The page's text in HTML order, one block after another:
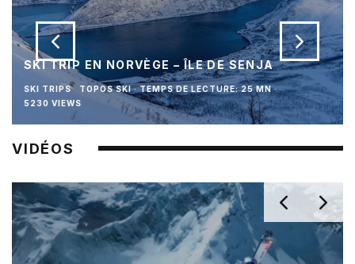
SKI TRIP EN NORVÈGE – ÎLE DE SENJA
SKI TRIPS TOPOS SKI · TEMPS DE LECTURE: 25 MN ·
5230 VIEWS
VIDÉOS